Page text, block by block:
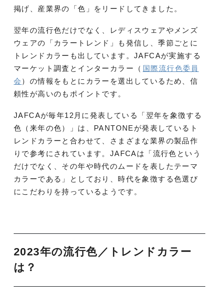
掲げ、産業界の「色」をリードしてきました。
翌年の流行色だけでなく、レディスウェアやメンズ
ウェアの「カラートレンド」も発信し、季節ごとに
トレンドカラーも出しています。JAFCAが実施する
マーケット調査とインターカラー（ 国際流行色委員
会 ）の情報をもとにカラーを選出しているため、信
頼性が高いのもポイントです。
JAFCAが毎年12月に発表している「翌年を象徴する
色（来年の色）」は、PANTONEが発表しているト
レンドカラーと合わせて、さまざまな業界の製品作
りで参考にされています。JAFCAは「流行色という
だけでなく、その年や時代のムードを表したテーマ
カラーである」としており、時代を象徴する色選び
にこだわりを持っているようです。
2023年の流行色／トレンドカラー
は？